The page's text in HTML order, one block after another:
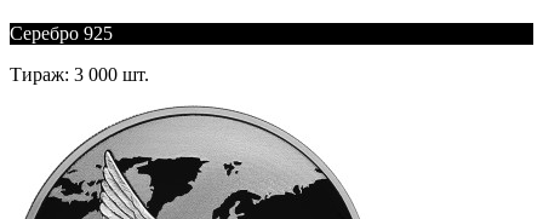
Серебро 925
Тираж: 3 000 шт.